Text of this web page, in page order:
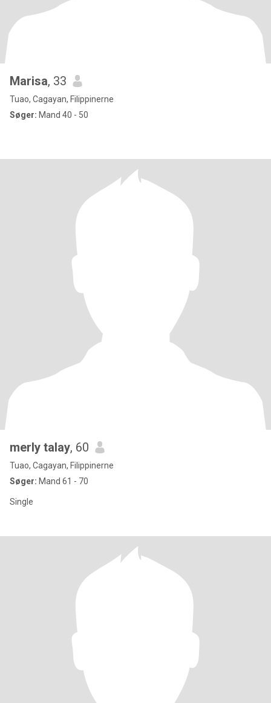
Marisa, 33
Tuao, Cagayan, Filippinerne
Søger: Mand 40 - 50
merly talay, 60
Tuao, Cagayan, Filippinerne
Søger: Mand 61 - 70
Single